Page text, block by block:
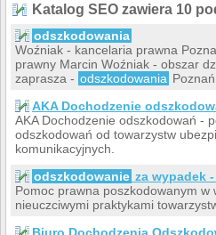
Katalog SEO zawiera 10
odszkodowania
Woźniak - kancelaria prawna
prawny Marcin Woźniak - obszar
zaprasza - odszkodowania
AKA Dochodzenie
AKA Dochodzenie odszkodowań -
odszkodowań od towarzystw
komunikacyjnych.
odszkodowanie za wypadek
Pomoc prawna poszkodowanym
nieuczciwymi praktykami